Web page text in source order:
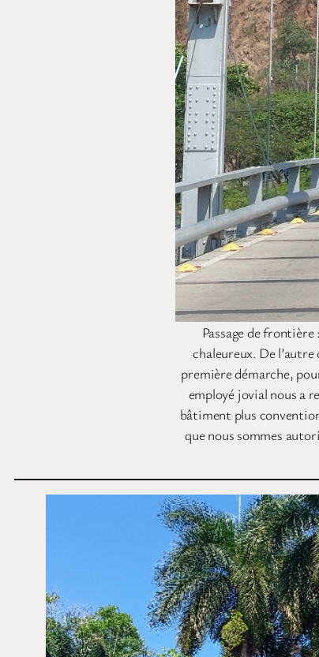
Passage de
chaleureux. De
première démarche,
employé jovial nous a
bâtiment plus
que nous sommes